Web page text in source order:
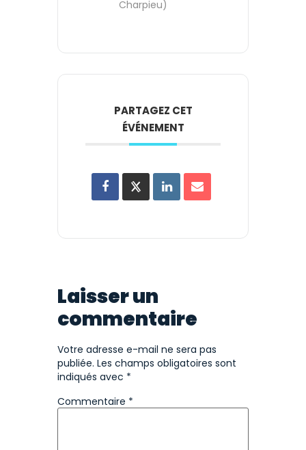
Charpieu)
PARTAGEZ CET
ÉVÉNEMENT
Laisser un
commentaire
Votre adresse e-mail ne sera pas
publiée. Les champs obligatoires sont
indiqués avec *
Commentaire *